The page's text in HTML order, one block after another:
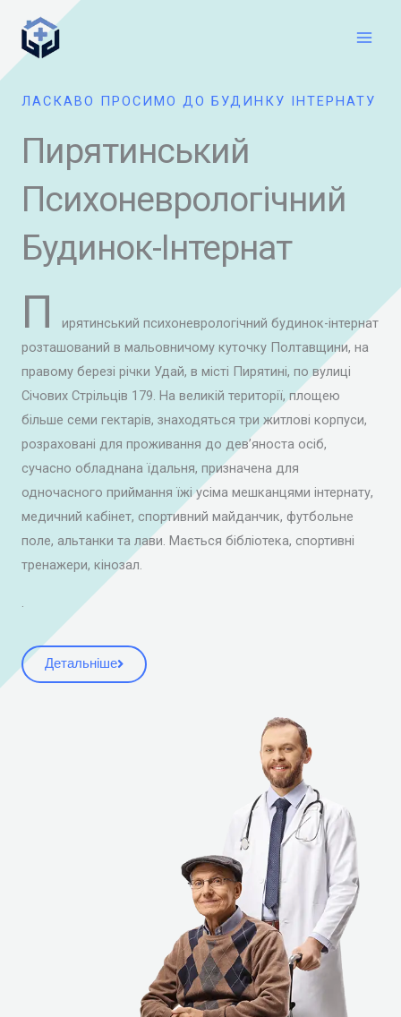
вмісту
ЛАСКАВО ПРОСИМО ДО БУДИНКУ ІНТЕРНАТУ
Пирятинський
Психоневрологічний
Будинок-Інтернат
П
ирятинський психоневрологічний будинок-інтернат
розташований в мальовничому куточку Полтавщини, на
правому березі річки Удай, в місті Пирятині, по вулиці
Січових Стрільців 179. На великій території, площею
більше семи гектарів, знаходяться три житлові корпуси,
розраховані для проживання до дев’яноста осіб,
сучасно обладнана їдальня, призначена для
одночасного приймання їжі усіма мешканцями інтернату,
медичний кабінет, спортивний майданчик, футбольне
поле, альтанки та лави. Мається бібліотека, спортивні
тренажери, кінозал.
Детальніше